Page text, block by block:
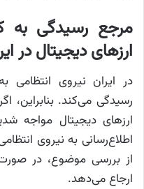
مرجع رسیدگی به
ارزهای دیجیتال در
در ایران نیروی انتظامی
رسیدگی می‌کند. بنابراین،
ارزهای دیجیتال مواجه
اطلاع‌رسانی به نیروی
از بررسی موضوع، در
ارجاع می‌دهد.